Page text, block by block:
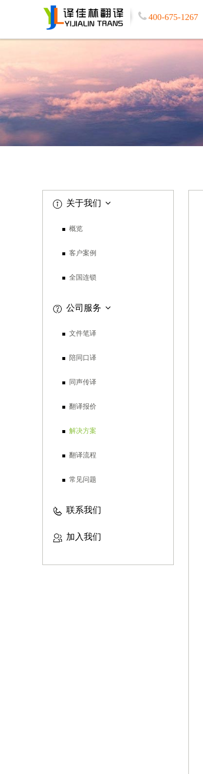
400-675-1267
关于我们
概览
客户案例
全国连锁
公司服务
文件笔译
陪同口译
同声传译
翻译报价
解决方案
翻译流程
常见问题
联系我们
加入我们